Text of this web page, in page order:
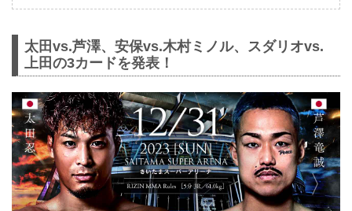
太田vs.芦澤、安保vs.木村ミノル、スダリオvs.
上田の3カードを発表！